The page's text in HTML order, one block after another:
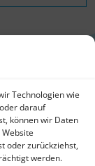
Technologien wie
darauf
können wir Daten
oder zurückziehst,
werden.